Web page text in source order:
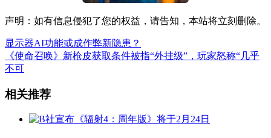
声明：如有信息侵犯了您的权益，请告知，本站将立刻删除。
显示器AI功能或成作弊新隐患？
《使命召唤》新枪皮获取条件被指“外挂级”，玩家怒称“几乎
不可
相关推荐